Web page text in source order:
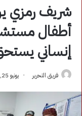
شريف رمزي
أطفال
إنساني
فريق التحرير يونيو 25, 2026